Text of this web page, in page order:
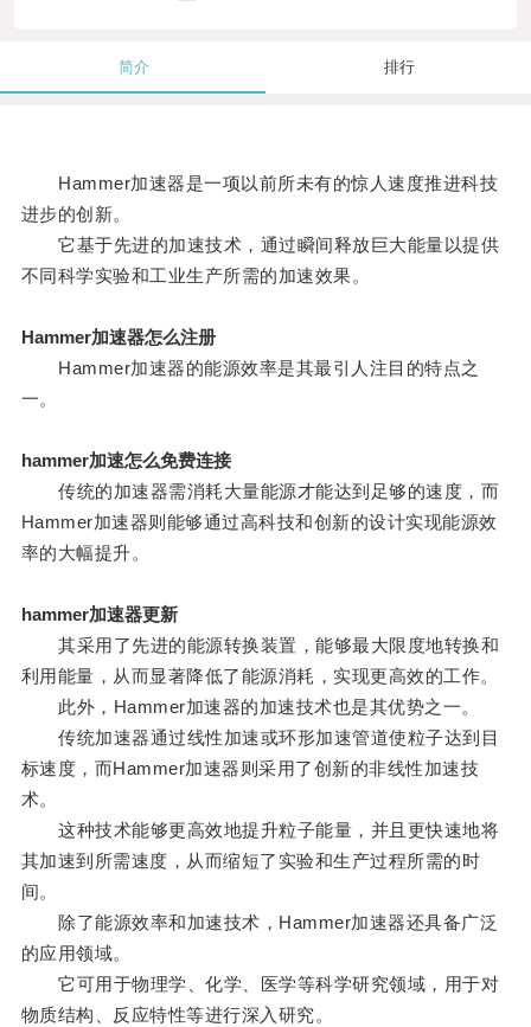
简介 排行
Hammer加速器是一项以前所未有的惊人速度推进科技
进步的创新。
它基于先进的加速技术，通过瞬间释放巨大能量以提供
不同科学实验和工业生产所需的加速效果。
Hammer加速器怎么注册
Hammer加速器的能源效率是其最引人注目的特点之
一。
hammer加速怎么免费连接
传统的加速器需消耗大量能源才能达到足够的速度，而
Hammer加速器则能够通过高科技和创新的设计实现能源效
率的大幅提升。
hammer加速器更新
其采用了先进的能源转换装置，能够最大限度地转换和
利用能量，从而显著降低了能源消耗，实现更高效的工作。
此外，Hammer加速器的加速技术也是其优势之一。
传统加速器通过线性加速或环形加速管道使粒子达到目
标速度，而Hammer加速器则采用了创新的非线性加速技
术。
这种技术能够更高效地提升粒子能量，并且更快速地将
其加速到所需速度，从而缩短了实验和生产过程所需的时
间。
除了能源效率和加速技术，Hammer加速器还具备广泛
的应用领域。
它可用于物理学、化学、医学等科学研究领域，用于对
物质结构、反应特性等进行深入研究。